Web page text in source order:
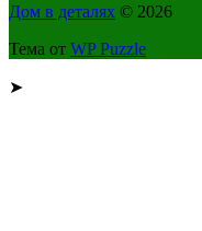
Дом в деталях © 2026
Тема от WP Puzzle
➤